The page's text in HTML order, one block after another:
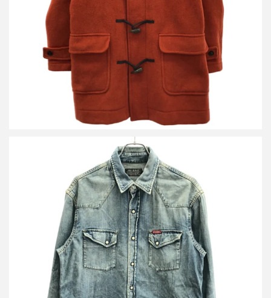
詳しく見る
ヒステリックグラマー 22AW SUNSET STRIP 刺繍ウエスタンデ
ニムシャツ 02223AH05
買取金額9,600円
詳しく見る